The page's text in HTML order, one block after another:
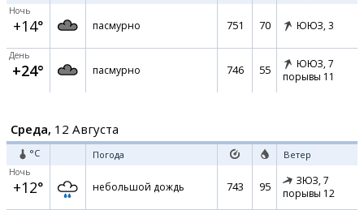
Ночь
+14° пасмурно 751 70 ЮЮЗ, 3
День
+24° пасмурно 746 55 ЮЮЗ, 7
порывы 11
Среда, 12 Августа
°C Погода Ветер
Ночь
+12° небольшой дождь 743 95 ЗЮЗ, 7
порывы 12